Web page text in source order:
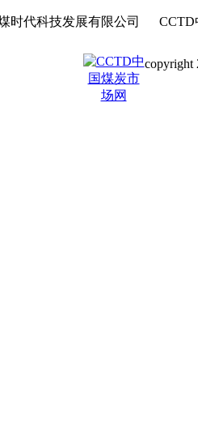
时代科技发展有限公司
copyright